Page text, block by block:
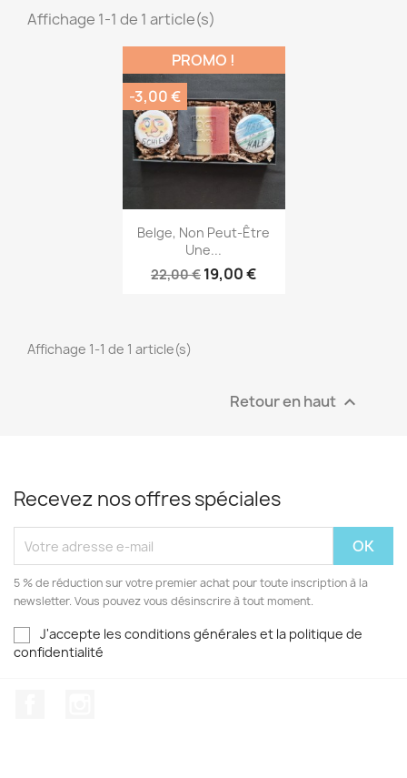
Affichage 1-1 de 1 article(s)
Aperçu rapide
Belge, Non Peut-Être
Une...
22,00 € 19,00 €
PROMO !
-3,00 €
Affichage 1-1 de 1 article(s)
Retour en haut 
Recevez nos offres spéciales
5 % de réduction sur votre premier achat pour toute inscription à la
newsletter. Vous pouvez vous désinscrire à tout moment.
J'accepte les conditions générales et la politique de
confidentialité